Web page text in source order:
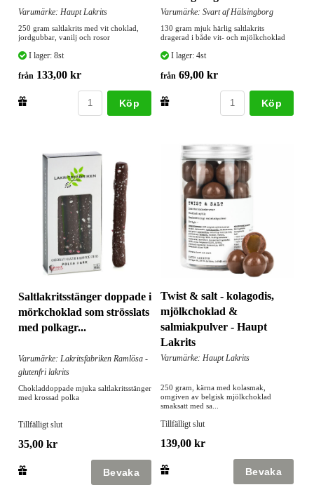
Varumärke: Haupt Lakrits
250 gram saltlakrits med vit choklad,
jordgubbar, vanilj och rosor
I lager: 8st
från 133,00 kr
Köp
Varumärke: Svart af Hälsingborg
130 gram mjuk härlig saltlakrits
dragerad i både vit- och mjölkchoklad
I lager: 4st
från 69,00 kr
Köp
Saltlakritsstänger doppade i
mörkchoklad som strösslats
med polkagr...
Varumärke: Lakritsfabriken Ramlösa -
glutenfri lakrits
Chokladdoppade mjuka saltlakritsstänger
med krossad polka
Tillfälligt slut
35,00 kr
Twist & salt - kolagodis,
mjölkchoklad &
salmiakpulver - Haupt
Lakrits
Varumärke: Haupt Lakrits
250 gram, kärna med kolasmak,
omgiven av belgisk mjölkchoklad
smaksatt med sa...
Tillfälligt slut
139,00 kr